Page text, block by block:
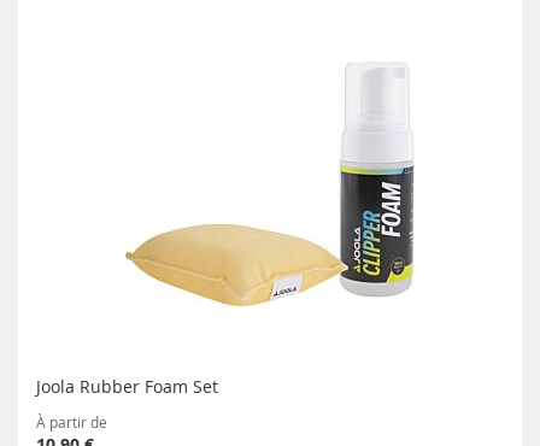
Joola Rubber Foam Set
À partir de